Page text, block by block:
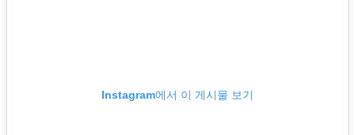
Instagram에서 이 게시물 보기